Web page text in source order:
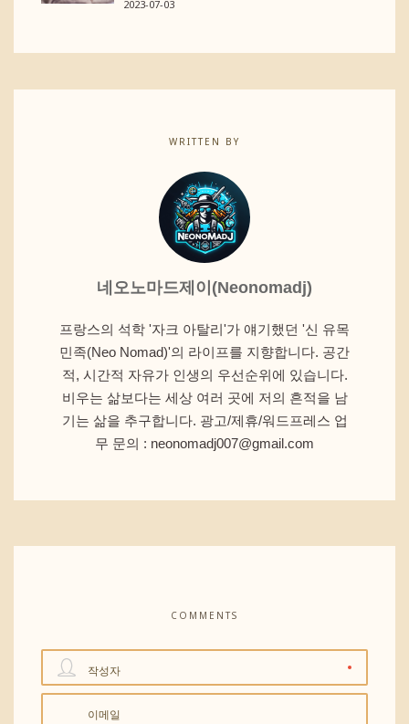
2023-07-03
WRITTEN BY
네오노마드제이(Neonomadj)
프랑스의 석학 '자크 아탈리'가 얘기했던 '신 유목
민족(Neo Nomad)'의 라이프를 지향합니다. 공간
적, 시간적 자유가 인생의 우선순위에 있습니다.
비우는 삶보다는 세상 여러 곳에 저의 흔적을 남
기는 삶을 추구합니다. 광고/제휴/워드프레스 업
무 문의 : neonomadj007@gmail.com
COMMENTS
작성자
이메일